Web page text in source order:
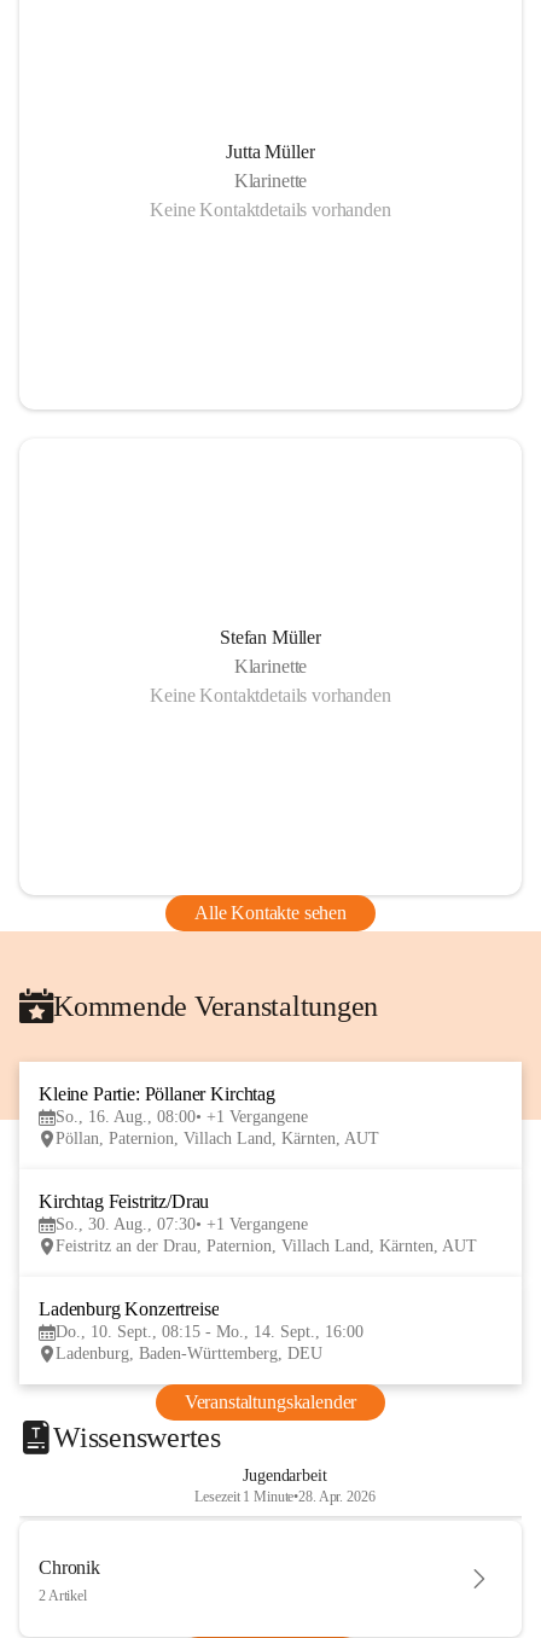
Jutta Müller
Klarinette
Keine Kontaktdetails vorhanden
Stefan Müller
Klarinette
Keine Kontaktdetails vorhanden
Alle Kontakte sehen
Kommende Veranstaltungen
Kleine Partie: Pöllaner Kirchtag
So., 16. Aug., 08:00 +1 Vergangene
Pöllan, Paternion, Villach Land, Kärnten, AUT
Kirchtag Feistritz/Drau
So., 30. Aug., 07:30 +1 Vergangene
Feistritz an der Drau, Paternion, Villach Land, Kärnten, AUT
Ladenburg Konzertreise
Do., 10. Sept., 08:15 - Mo., 14. Sept., 16:00
Ladenburg, Baden-Württemberg, DEU
Veranstaltungskalender
Wissenswertes
Jugendarbeit
Lesezeit 1 Minute•28. Apr. 2026
Chronik
2 Artikel